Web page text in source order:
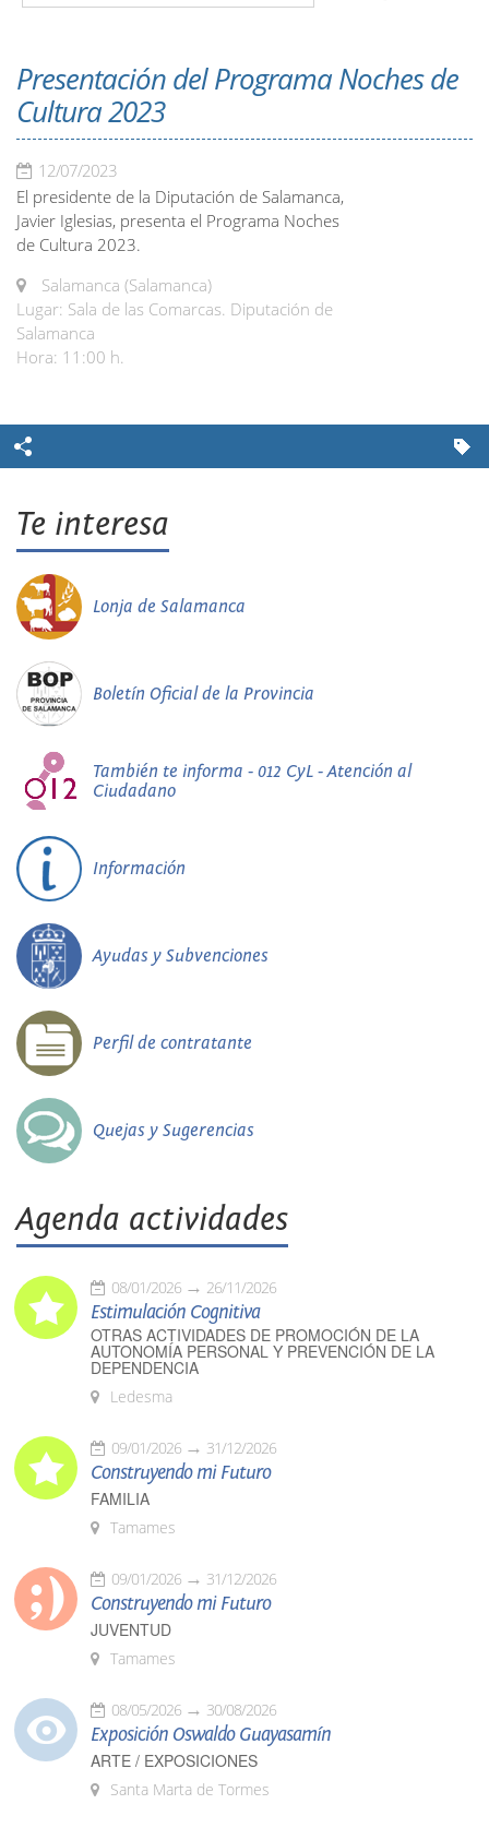
Presentación del Programa Noches de
Cultura 2023
12/07/2023
El presidente de la Diputación de Salamanca,
Javier Iglesias, presenta el Programa Noches
de Cultura 2023.
Salamanca (Salamanca)
Lugar: Sala de las Comarcas. Diputación de
Salamanca
Hora: 11:00 h.
Te interesa
Lonja de Salamanca
Boletín Oficial de la Provincia
También te informa - 012 CyL - Atención al
Ciudadano
Información
Ayudas y Subvenciones
Perfil de contratante
Quejas y Sugerencias
Agenda actividades
08/01/2026 26/11/2026
Estimulación Cognitiva
OTRAS ACTIVIDADES DE PROMOCIÓN DE LA
AUTONOMÍA PERSONAL Y PREVENCIÓN DE LA
DEPENDENCIA
Ledesma
09/01/2026 31/12/2026
Construyendo mi Futuro
FAMILIA
Tamames
09/01/2026 31/12/2026
Construyendo mi Futuro
JUVENTUD
Tamames
08/05/2026 30/08/2026
Exposición Oswaldo Guayasamín
ARTE / EXPOSICIONES
Santa Marta de Tormes